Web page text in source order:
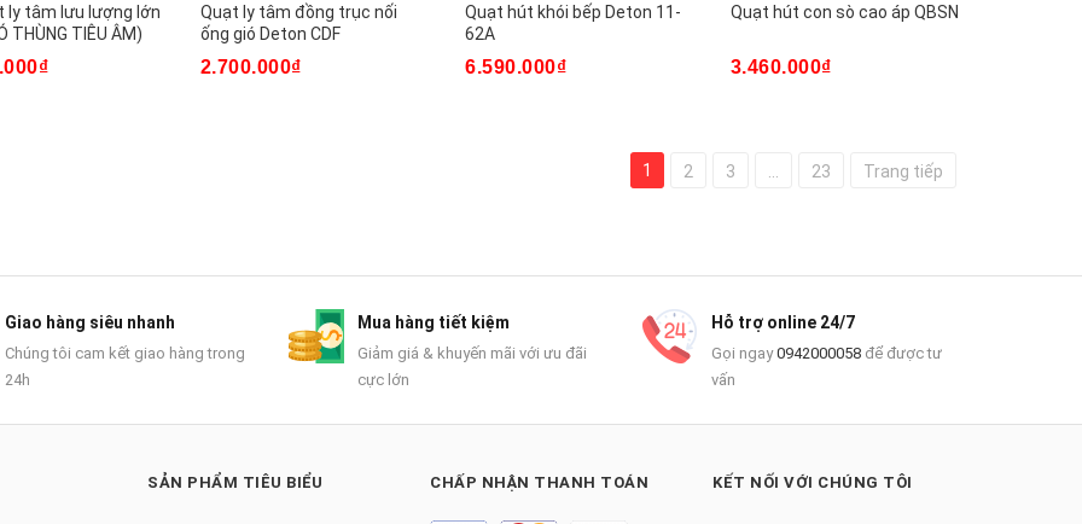
ly tâm lưu lượng lớn
THÙNG TIÊU ÂM)
Quạt ly tâm đồng trục nối
ống gió Deton CDF
2.700.000₫
Quạt hút khói bếp Deton 11-
62A
6.590.000₫
Quạt hút con sò cao áp QBSN
3.460.000₫
1 2 3 23 Trang tiếp
Giao hàng siêu nhanh
Chúng tôi cam kết giao hàng trong
24h
Mua hàng tiết kiệm
Giảm giá & khuyến mãi với ưu đãi
cực lớn
Hỗ trợ online 24/7
Gọi ngay0942000058để được tư
vấn
SẢN PHẨM TIÊU BIỂU CHẤP NHẬN THANH TOÁN KẾT NỐI VỚI CHÚNG TÔI